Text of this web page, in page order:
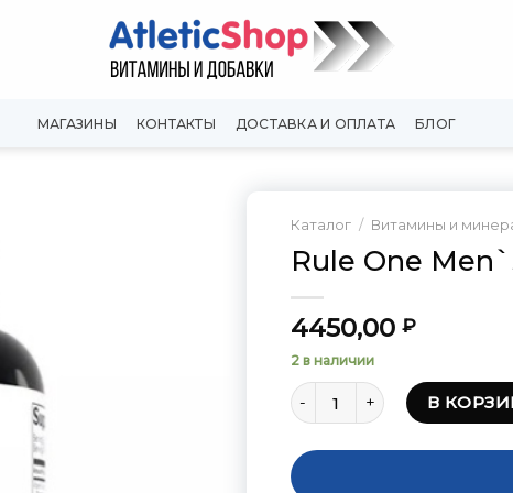
МАГАЗИНЫ КОНТАКТЫ ДОСТАВКА И ОПЛАТА БЛОГ
Каталог / Витамины и
Rule One
4450,00 ₽
2 в наличии
Количество товара Rule
В